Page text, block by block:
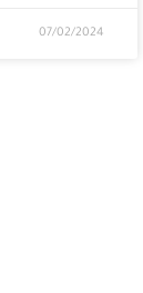
07/02/2024